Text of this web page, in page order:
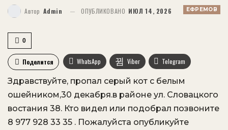
ЕФРЕМОВ
Автор Admin ОПУБЛИКОВАНО ИЮЛ 14, 2026
0
Поделится WhatsApp Viber Telegram
VK OK.ru
Здравствуйте, пропал серый кот с белым
ошейником,30 декабря.в районе ул. Словацкого
востания 38. Кто видел или подобрал позвоните
8 977 928 33 35 . Пожалуйста опубликуйте